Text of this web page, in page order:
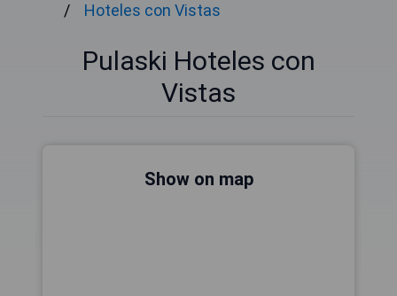
Hoteles con Vistas
Pulaski Hoteles con
Vistas
Show on map